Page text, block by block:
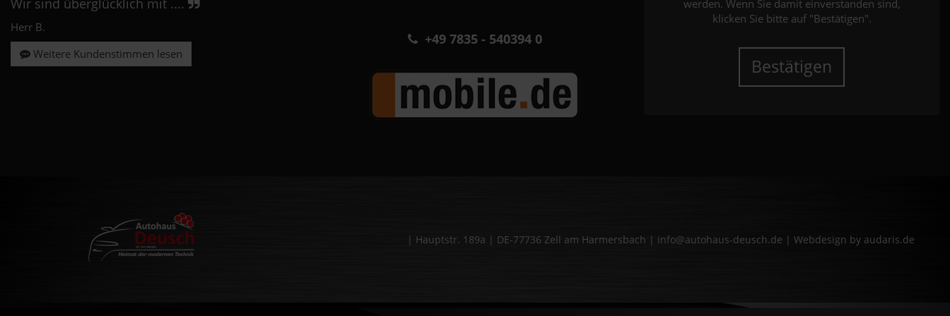
Wir sind überglücklich mit ....
Herr B.
Weitere Kundenstimmen lesen
+49 7835 - 540394 0
werden. Wenn Sie damit einverstanden sind,
klicken Sie bitte auf "Bestätigen".
Bestätigen
| Hauptstr. 189a | DE-77736 Zell am Harmersbach | info@autohaus-deusch.de | Webdesign by audaris.de